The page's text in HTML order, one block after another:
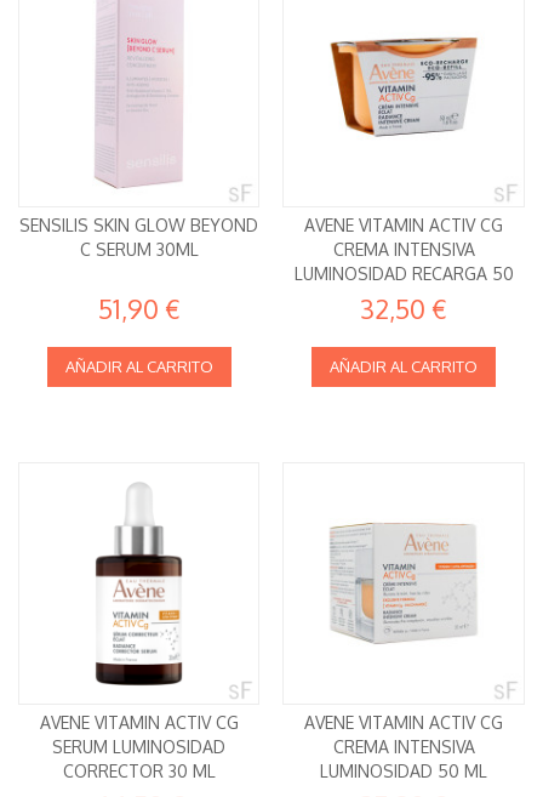
SENSILIS SKIN GLOW BEYOND
C SERUM 30ML
51,90 €
AÑADIR AL CARRITO
AVENE VITAMIN ACTIV CG
CREMA INTENSIVA
LUMINOSIDAD RECARGA 50
ML
32,50 €
AÑADIR AL CARRITO
AVENE VITAMIN ACTIV CG
SERUM LUMINOSIDAD
CORRECTOR 30 ML
AVENE VITAMIN ACTIV CG
CREMA INTENSIVA
LUMINOSIDAD 50 ML